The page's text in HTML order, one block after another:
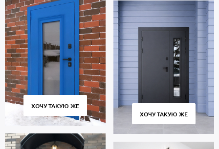
ХОЧУ ТАКУЮ ЖЕ
ХОЧУ ТАКУЮ ЖЕ